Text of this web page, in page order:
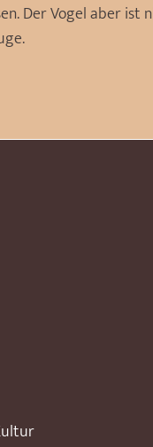
Der Vogel aber ist